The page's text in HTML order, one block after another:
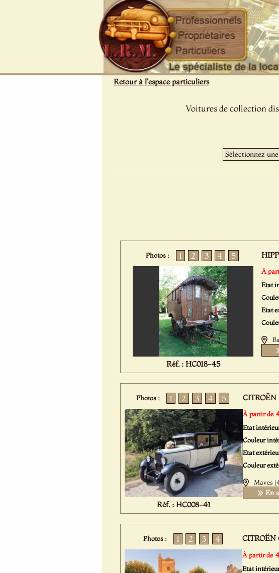
Retour à l'espace particuliers
Voitures de collection
Photos : 1 2 3 4 5
Réf. : HC018-45
À
Etat
Etat
Photos : 1 2 3 4 5
Réf. : HC008-41
CITROËN
À partir de
Etat
Couleur
Etat
Couleur
Maves
En
Photos : 1 2 3 4 CITROËN
À partir de
Etat
Panneau de gestion des cookies